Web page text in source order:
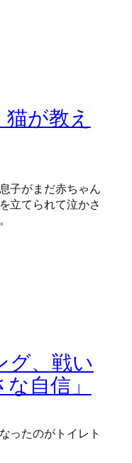
が教え
子がまだ赤ちゃん
立てられて泣かさ
グ、戦い
自信」
ったのがトイレト